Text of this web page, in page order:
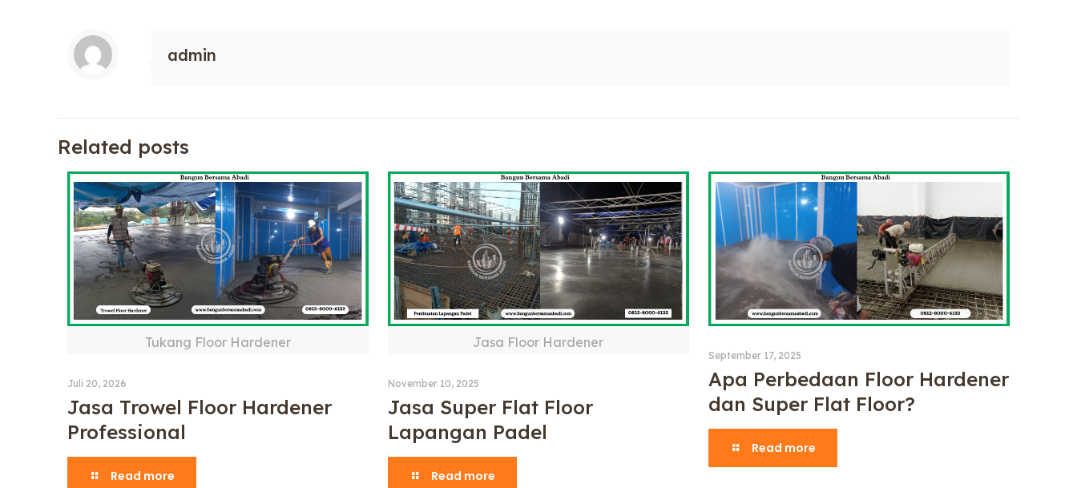
admin
Related posts
Tukang Floor Hardener
Juli 20, 2026
Jasa Trowel Floor Hardener
Professional
Read more
Jasa Floor Hardener
November 10, 2025
Jasa Super Flat Floor
Lapangan Padel
Read more
September 17, 2025
Apa Perbedaan Floor Hardener
dan Super Flat Floor?
Read more